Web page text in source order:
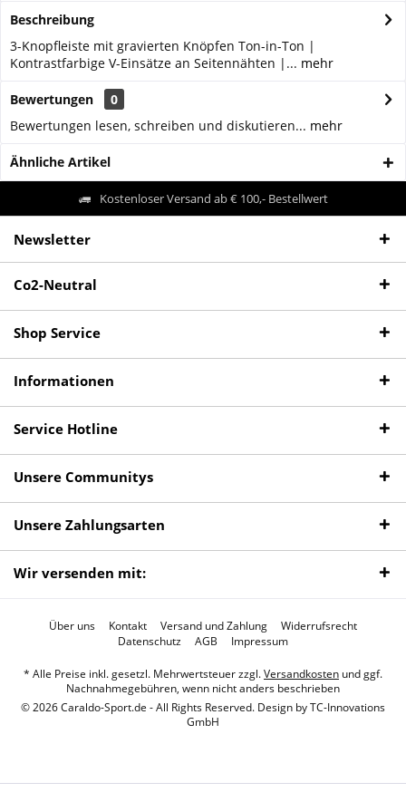
Beschreibung
3-Knopfleiste mit gravierten Knöpfen Ton-in-Ton |
Kontrastfarbige V-Einsätze an Seitennähten |... mehr
Bewertungen
0
Bewertungen lesen, schreiben und diskutieren... mehr
Ähnliche Artikel
Kostenloser Versand ab € 100,- Bestellwert
Newsletter
Co2-Neutral
Shop Service
Informationen
Service Hotline
Unsere Communitys
Unsere Zahlungsarten
Wir versenden mit:
Über uns Kontakt Versand und Zahlung
Widerrufsrecht
Datenschutz
AGB Impressum
* Alle Preise inkl. gesetzl. Mehrwertsteuer zzgl.Versandkosten und ggf.
Nachnahmegebühren, wenn nicht anders beschrieben
© 2026 Caraldo-Sport.de - All Rights Reserved. Design byTC-Innovations
GmbH